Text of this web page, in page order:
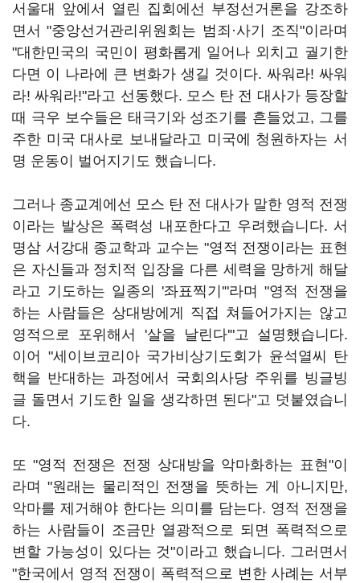
서울대 앞에서 열린 집회에선 부정선거론을 강조하
면서 "중앙선거관리위원회는 범죄·사기 조직"이라며
"대한민국의 국민이 평화롭게 일어나 외치고 궐기한
다면 이 나라에 큰 변화가 생길 것이다. 싸워라! 싸워
라! 싸워라!"라고 선동했다. 모스 탄 전 대사가 등장할
때 극우 보수들은 태극기와 성조기를 흔들었고, 그를
주한 미국 대사로 보내달라고 미국에 청원하자는 서
명 운동이 벌어지기도 했습니다.
그러나 종교계에선 모스 탄 전 대사가 말한 영적 전쟁
이라는 발상은 폭력성 내포한다고 우려했습니다. 서
명삼 서강대 종교학과 교수는 "영적 전쟁이라는 표현
은 자신들과 정치적 입장을 다른 세력을 망하게 해달
라고 기도하는 일종의 '좌표찍기'"라며 "영적 전쟁을
하는 사람들은 상대방에게 직접 쳐들어가지는 않고
영적으로 포위해서 '살을 날린다'"고 설명했습니다.
이어 "세이브코리아 국가비상기도회가 윤석열씨 탄
핵을 반대하는 과정에서 국회의사당 주위를 빙글빙
글 돌면서 기도한 일을 생각하면 된다"고 덧붙였습니
다.
또 "영적 전쟁은 전쟁 상대방을 악마화하는 표현"이
라며 "원래는 물리적인 전쟁을 뜻하는 게 아니지만,
악마를 제거해야 한다는 의미를 담는다. 영적 전쟁을
하는 사람들이 조금만 열광적으로 되면 폭력적으로
변할 가능성이 있다는 것"이라고 했습니다. 그러면서
"한국에서 영적 전쟁이 폭력적으로 변한 사례는 서부